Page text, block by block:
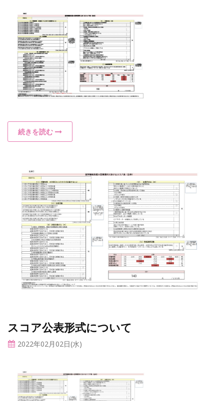
続きを読む
スコア公表形式について
2022年02月02日(水)